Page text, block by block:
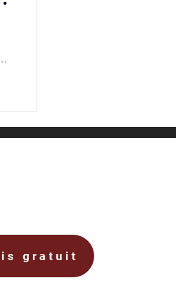
à
gratuit